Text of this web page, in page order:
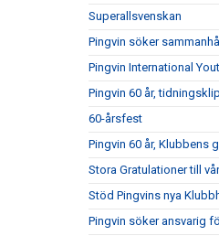
Superallsvenskan
Pingvin söker
Pingvin International
Pingvin 60 år,
60-årsfest
Pingvin 60 år, Klubbens
Stora Gratulationer till
Stöd Pingvins nya
Pingvin söker ansvarig